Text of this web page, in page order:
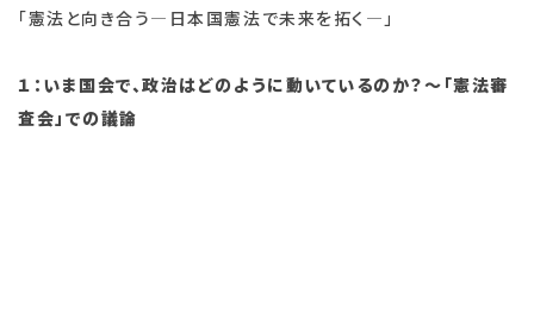
「憲法と向き合う―日本国憲法で未来を拓く―」
１：いま国会で、政治はどのように動いているのか？～「憲法審
査会」での議論